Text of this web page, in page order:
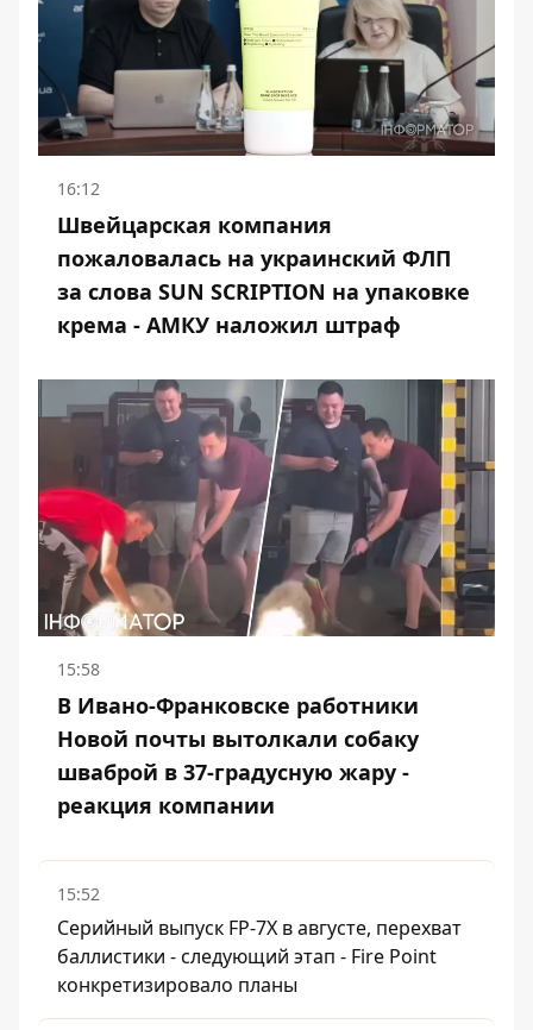
16:12
Швейцарская компания
пожаловалась на украинский ФЛП
за слова SUN SCRIPTION на упаковке
крема - АМКУ наложил штраф
15:58
В Ивано-Франковске работники
Новой почты вытолкали собаку
шваброй в 37-градусную жару -
реакция компании
15:52
Серийный выпуск FP-7X в августе, перехват
баллистики - следующий этап - Fire Point
конкретизировало планы